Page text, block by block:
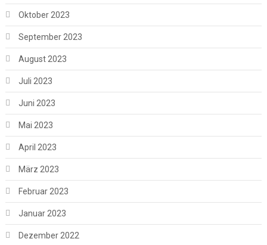
Oktober 2023
September 2023
August 2023
Juli 2023
Juni 2023
Mai 2023
April 2023
März 2023
Februar 2023
Januar 2023
Dezember 2022